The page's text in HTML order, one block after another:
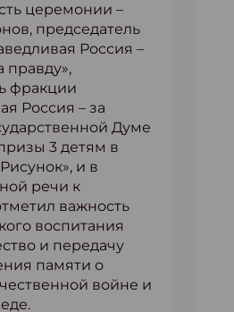
церемонии –
председатель
Россия –
правду»,
фракции
Россия – за
Думе
3 детям в
и в
речи к
важность
воспитания
и передачу
памяти о
войне и